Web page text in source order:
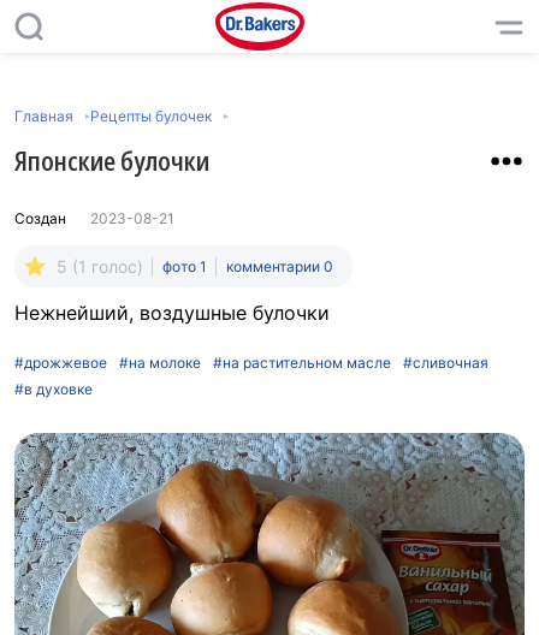
Главная Рецепты булочек
Японские булочки
Создан 2023-08-21
5 (1 голос) фото 1 комментарии 0
Нежнейший, воздушные булочки
#дрожжевое #на молоке #на растительном масле
#сливочная
#в духовке